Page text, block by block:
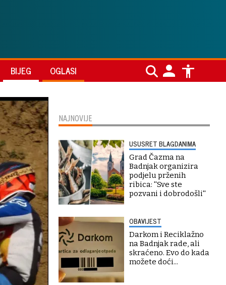
BIJEG OGLASI
NAJNOVIJE
USUSRET BLAGDANIMA
Grad Čazma na
Badnjak organizira
podjelu prženih
ribica: ''Sve ste
pozvani i dobrodošli''
OBAVIJEST
Darkom i Reciklažno
na Badnjak rade, ali
skraćeno. Evo do kada
možete doći...